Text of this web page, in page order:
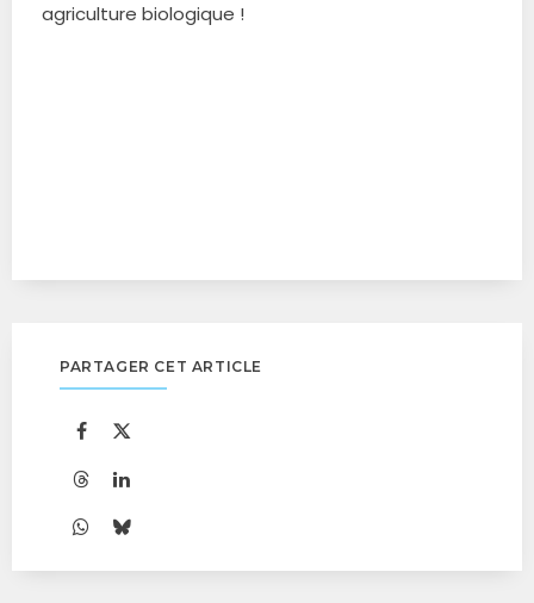
agriculture biologique !
PARTAGER CET ARTICLE